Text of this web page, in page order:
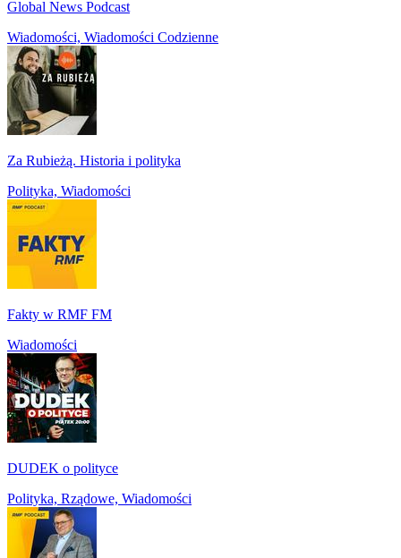
Global News Podcast
Wiadomości, Wiadomości Codzienne
Za Rubieżą. Historia i polityka
Polityka, Wiadomości
Fakty w RMF FM
Wiadomości
DUDEK o polityce
Polityka, Rządowe, Wiadomości